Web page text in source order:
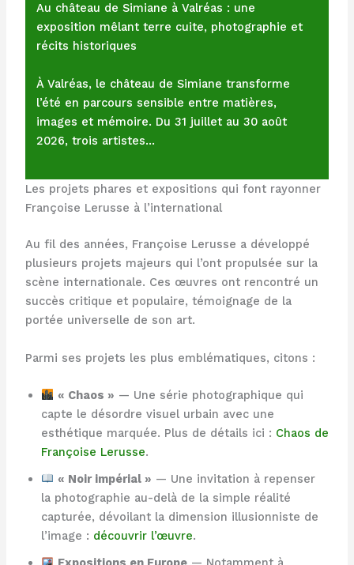
Au château de Simiane à Valréas : une
exposition mêlant terre cuite, photographie et
récits historiques
À Valréas, le château de Simiane transforme
l’été en parcours sensible entre matières,
images et mémoire. Du 31 juillet au 30 août
2026, trois artistes…
Les projets phares et expositions qui font rayonner
Françoise Lerusse à l’international
Au fil des années, Françoise Lerusse a développé
plusieurs projets majeurs qui l’ont propulsée sur la
scène internationale. Ces œuvres ont rencontré un
succès critique et populaire, témoignage de la
portée universelle de son art.
Parmi ses projets les plus emblématiques, citons :
« Chaos » — Une série photographique qui
capte le désordre visuel urbain avec une
esthétique marquée. Plus de détails ici : Chaos de
Françoise Lerusse.
« Noir impérial » — Une invitation à repenser
la photographie au-delà de la simple réalité
capturée, dévoilant la dimension illusionniste de
l’image : découvrir l’œuvre.